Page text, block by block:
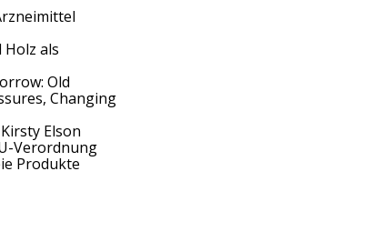
Holz als
Old
Changing
Elson
Verordnung
Produkte